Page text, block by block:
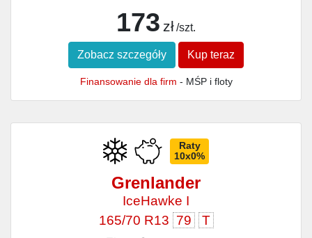
173 zł /szt.
Zobacz szczegóły Kup teraz
Finansowanie dla firm - MŚP i floty
Raty
10x0%
Grenlander
IceHawke I
165/70 R13 79 T